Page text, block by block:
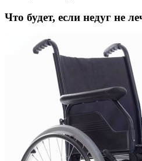
Что будет, если недуг не